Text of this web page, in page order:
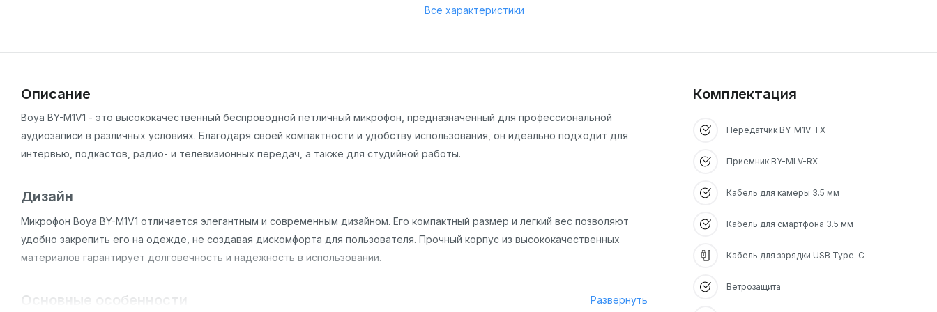
Все характеристики
Описание
Boya BY-M1V1 - это высококачественный беспроводной петличный микрофон, предназначенный для профессиональной
аудиозаписи в различных условиях. Благодаря своей компактности и удобству использования, он идеально подходит для
интервью, подкастов, радио- и телевизионных передач, а также для студийной работы.
Дизайн
Микрофон Boya BY-M1V1 отличается элегантным и современным дизайном. Его компактный размер и легкий вес позволяют
удобно закрепить его на одежде, не создавая дискомфорта для пользователя. Прочный корпус из высококачественных
материалов гарантирует долговечность и надежность в использовании.
Основные особенности Развернуть
Комплектация
Передатчик BY-M1V-TX
Приемник BY-MLV-RX
Кабель для камеры 3.5 мм
Кабель для смартфона 3.5 мм
Кабель для зарядки USB Type-C
Ветрозащита